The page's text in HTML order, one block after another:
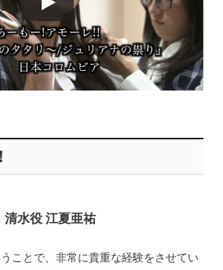
清水役 江夏亜祐
ことで、非常に貴重な経験をさせてい